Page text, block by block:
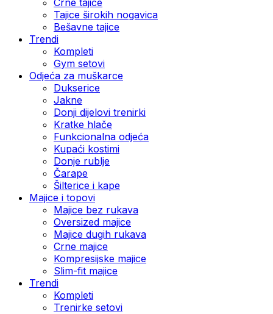
Tajice širokih nogavica
Bešavne tajice
Trendi
Kompleti
Gym setovi
Odjeća za muškarce
Dukserice
Jakne
Donji dijelovi trenirki
Kratke hlače
Funkcionalna odjeća
Kupaći kostimi
Donje rublje
Čarape
Šilterice i kape
Majice i topovi
Majice bez rukava
Oversized majice
Majice dugih rukava
Crne majice
Kompresijske majice
Slim-fit majice
Trendi
Kompleti
Trenirke setovi